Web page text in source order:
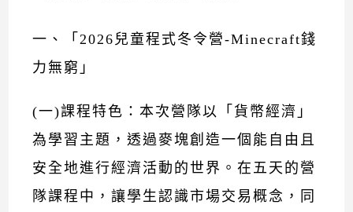
一、「2026兒童程式冬令營-Minecraft錢
力無窮」
(一)課程特色：本次營隊以「貨幣經濟」
為學習主題，透過麥塊創造一個能自由且
安全地進行經濟活動的世界。在五天的營
隊課程中，讓學生認識市場交易概念，同